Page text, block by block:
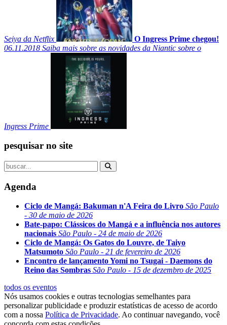
Seiya da Netflix
O Ingress Prime chegou!
06.11.2018 Saiba mais sobre as novidades da Niantic sobre o
Ingress Prime
pesquisar no site
Agenda
Ciclo de Mangá: Bakuman n'A Feira do Livro São Paulo
- 30 de maio de 2026
Bate-papo: Clássicos do Mangá e a influência nos autores
nacionais São Paulo - 24 de maio de 2026
Ciclo de Mangá: Os Gatos do Louvre, de Taiyo
Matsumoto São Paulo - 21 de fevereiro de 2026
Encontro de lançamento Yomi no Tsugai - Daemons do
Reino das Sombras São Paulo - 15 de dezembro de 2025
todos os eventos
Nós usamos cookies e outras tecnologias semelhantes para
personalizar publicidade e produzir estatísticas de acesso de acordo
com a nossa Política de Privacidade. Ao continuar navegando, você